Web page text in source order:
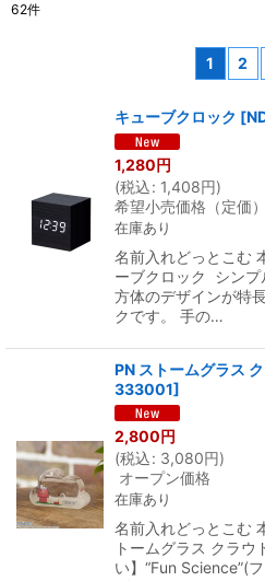
62件
1 2
キューブクロック [
1,280円
(税込: 1,408円)
希望小売価格（定価）
在庫あり
名前入れどっとこ
ーブクロック シン
方体のデザインが特
クです。 手の…
PN ストームグラス
333001]
2,800円
(税込: 3,080円)
オープン価格
在庫あり
名前入れどっとこむ
トームグラス クラウ
い】“Fun Science”(